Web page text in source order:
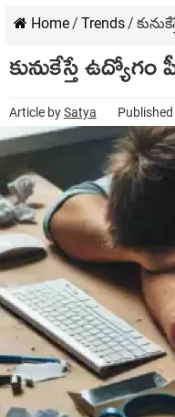
Home/ Trends/
కునుకేస్తే ఉద్యోగం
Article bySatya